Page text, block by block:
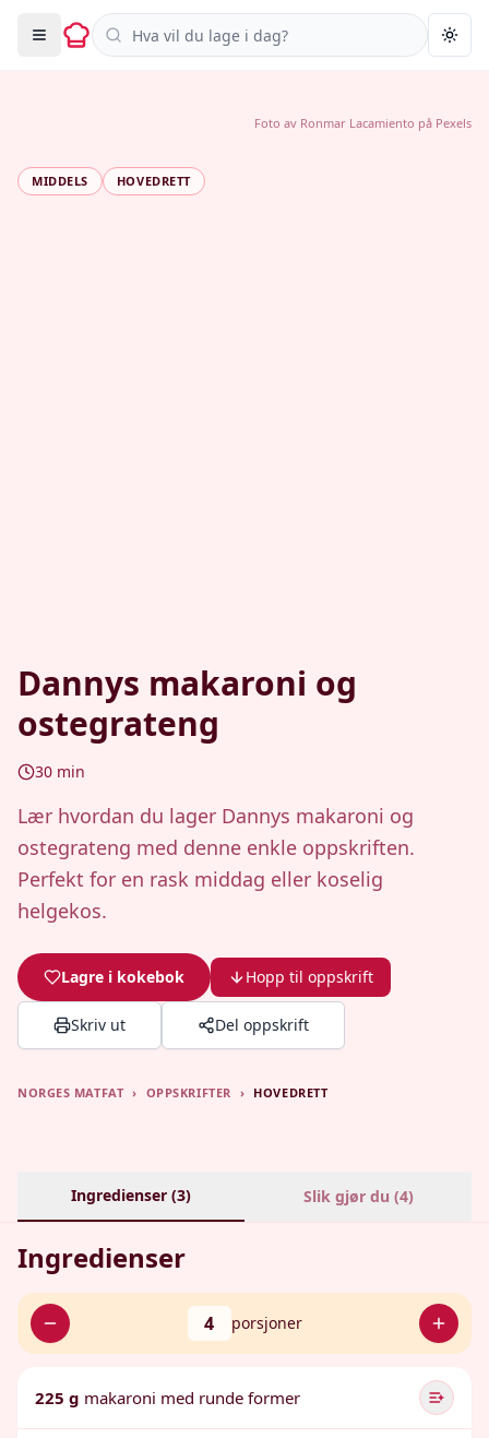
Søk i oppskrifter
MIDDELS HOVEDRETT
Dannys makaroni og
ostegrateng
30 min
Lær hvordan du lager Dannys makaroni og
ostegrateng med denne enkle oppskriften.
Perfekt for en rask middag eller koselig
helgekos.
Lagre i kokebok Hopp til oppskrift
Skriv ut Del oppskrift
Foto av Ronmar Lacamiento på Pexels
NORGES MATFAT › OPPSKRIFTER › HOVEDRETT
Ingredienser (3) Slik gjør du (4)
Ingredienser
4 porsjoner
225 g makaroni med runde former